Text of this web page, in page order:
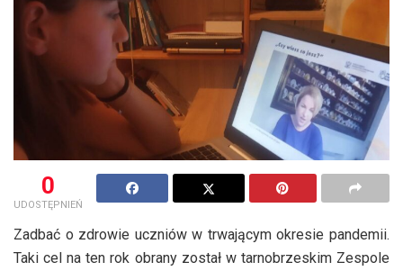
0
UDOSTĘPNIEŃ
Zadbać o zdrowie uczniów w trwającym okresie pandemii.
Taki cel na ten rok obrany został w tarnobrzeskim Zespole